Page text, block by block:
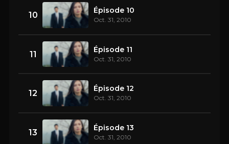
10 Épisode 10
Oct. 31, 2010
11 Épisode 11
Oct. 31, 2010
12 Épisode 12
Oct. 31, 2010
13 Épisode 13
Oct. 31, 2010